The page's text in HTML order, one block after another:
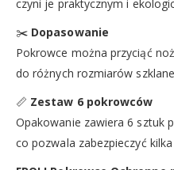
czyni je praktycznym i
✂️ Dopasowanie
Pokrowce można przyciąć
do różnych rozmiarów
📏 Zestaw 6 pokrowców
Opakowanie zawiera 6 sztuk
co pozwala zabezpieczyć